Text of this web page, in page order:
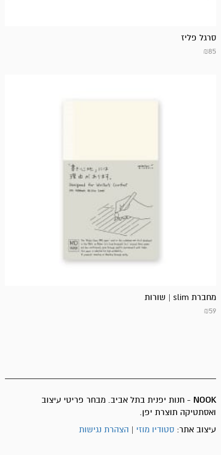
סרגל פליז
₪85
מחברת slim | שורות
₪59
NOOK - חנות יפנית בתל אביב. מבחר פריטי עיצוב
ואסתטיקה תוצרת יפן.
עיצוב אתר: סטודיו מוזי | הצהרת נגישות